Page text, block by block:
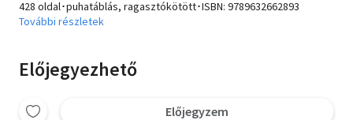
428 oldal･puhatáblás, ragasztókötött･ISBN: 9789632662893
További részletek
Előjegyezhető
Előjegyzem